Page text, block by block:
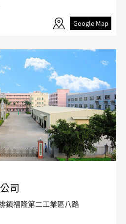
Google Map
司
鎮福隆第二工業區八路